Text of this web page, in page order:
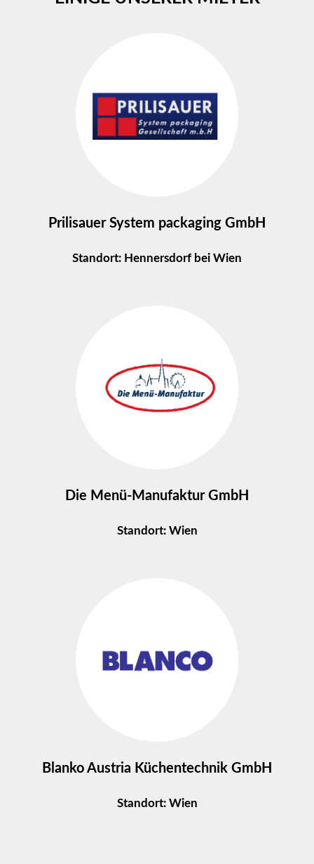
Prilisauer System packaging GmbH
Standort: Hennersdorf bei Wien
Die Menü-Manufaktur GmbH
Standort: Wien
Blanko Austria Küchentechnik GmbH
Standort: Wien